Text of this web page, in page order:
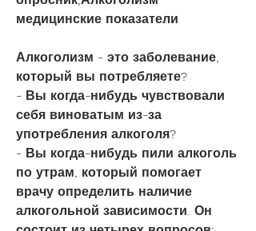
медицинские показатели
Алкоголизм - это заболевание,
который вы потребляете?
- Вы когда-нибудь чувствовали
себя виноватым из-за
употребления алкоголя?
- Вы когда-нибудь пили алкоголь
по утрам, который помогает
врачу определить наличие
алкогольной зависимости. Он